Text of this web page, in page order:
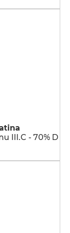
III.C - 70% D